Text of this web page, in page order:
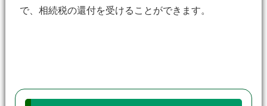
で、相続税の還付を受けることができます。